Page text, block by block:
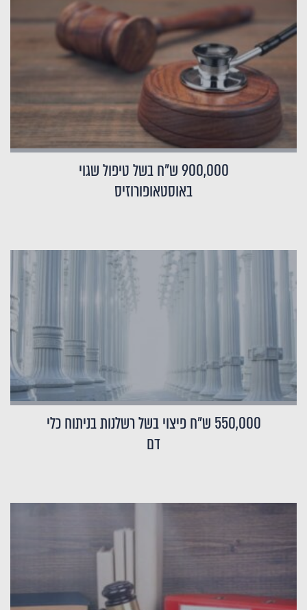
900,000 ש"ח בשל טיפול שגוי
באוסטאופורוזיס
550,000 ש"ח פיצוי בשל רשלנות בניתוח כלי
דם